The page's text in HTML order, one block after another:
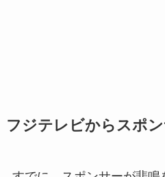
フジテレビからスポ